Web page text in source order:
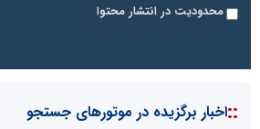
محدودیت در انتشار محتوا
::اخبار برگزیده در موتورهای جستجو